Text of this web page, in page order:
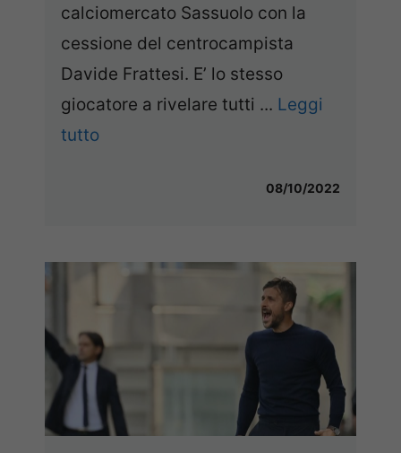
calciomercato Sassuolo con la
cessione del centrocampista
Davide Frattesi. E’ lo stesso
giocatore a rivelare tutti ... Leggi
tutto
08/10/2022